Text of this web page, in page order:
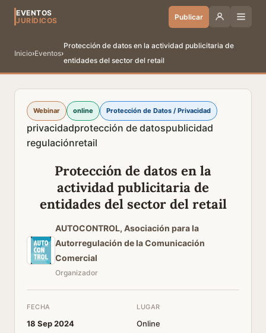
EVENTOS
JURÍDICOS
Publicar
Inicio›Eventos›
Protección de datos en la actividad publicitaria de
entidades del sector del retail
Webinar online Protección de Datos / Privacidad
privacidadprotección de datospublicidad
regulaciónretail
Protección de datos en la
actividad publicitaria de
entidades del sector del retail
AUTOCONTROL, Asociación para la
Autorregulación de la Comunicación
Comercial
Organizador
FECHA
18 Sep 2024
LUGAR
Online